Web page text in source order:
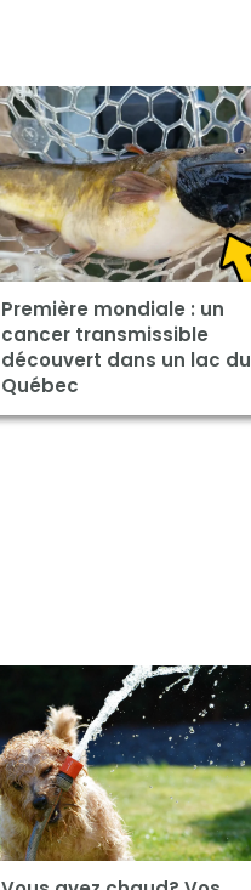
Première mondiale : un
cancer transmissible
découvert dans un lac du
Québec